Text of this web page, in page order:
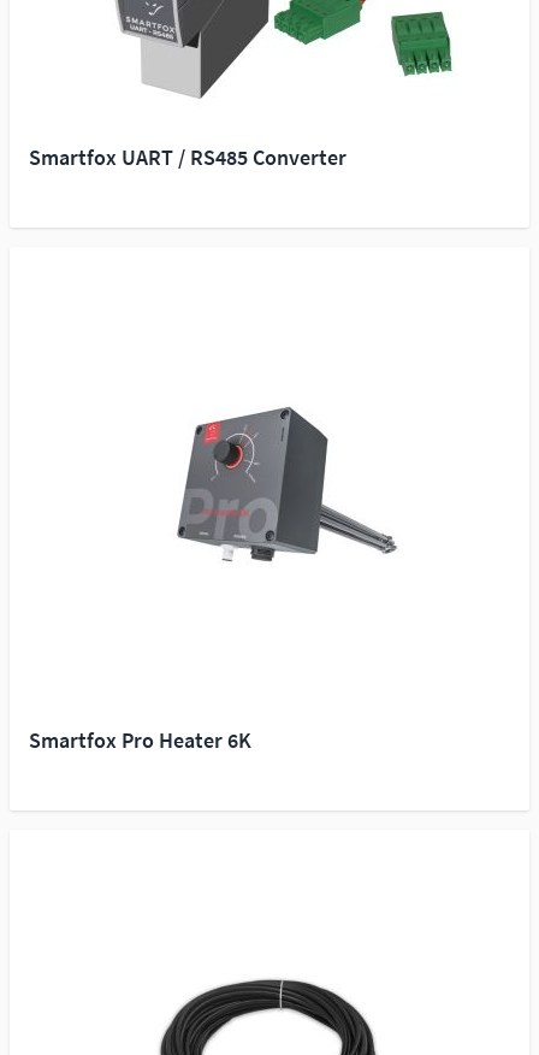
Smartfox UART / RS485 Converter
Smartfox Pro Heater 6K